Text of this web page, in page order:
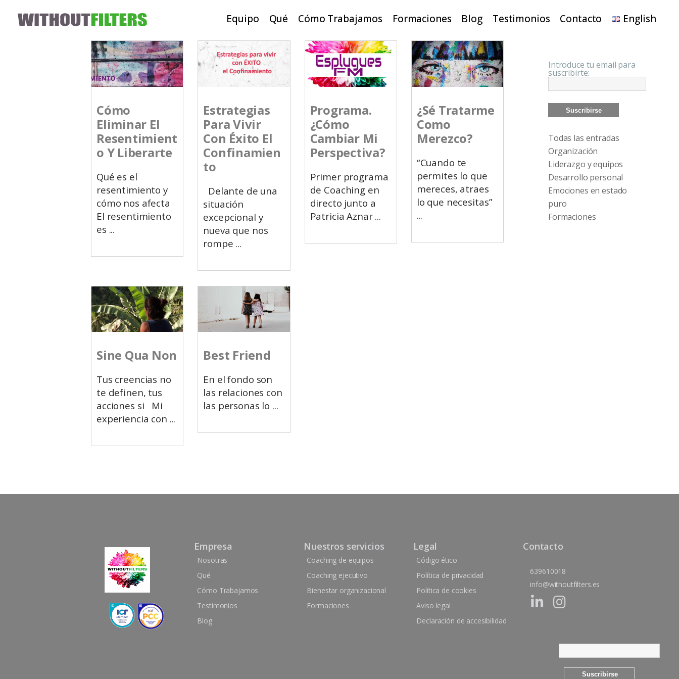
Equipo Qué Cómo Trabajamos Formaciones Blog Testimonios Contacto English
Cómo
Eliminar El
Resentimient
O Y Liberarte
Qué es el
resentimiento y
cómo nos afecta
El resentimiento
es
Estrategias
Para Vivir
Con Éxito El
Confinamien
To
Delante de una
situación
excepcional y
nueva que nos
rompe
Programa.
¿Cómo
Cambiar Mi
Perspectiva?
Primer programa
de Coaching en
directo junto a
Patricia Aznar
¿Sé Tratarme
Como
Merezco?
“Cuando te
permites lo que
mereces, atraes
lo que necesitas”
Sine Qua Non
Tus creencias no
te definen, tus
acciones si Mi
experiencia con
Best Friend
En el fondo son
las relaciones con
las personas lo
Introduce tu email para
suscribirte:
Todas las entradas
Organización
Liderazgo y equipos
Desarrollo personal
Emociones en estado
puro
Formaciones
Empresa
Nosotras
Qué
Cómo Trabajamos
Testimonios
Blog
Nuestros servicios
Coaching de equipos
Coaching ejecutivo
Bienestar organizacional
Formaciones
Legal
Código ético
Política de privacidad
Política de cookies
Aviso legal
Declaración de accesibilidad
Contacto
639610018
info@withoutfilters.es